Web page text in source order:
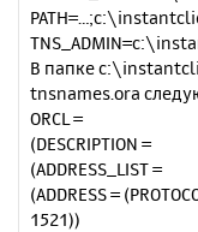
В папке
tnsnames.ora
ORCL =
(DESCRIPTION =
(ADDRESS_LIST =
(ADDRESS =
1521))